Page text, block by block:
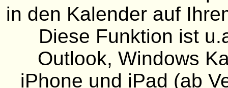
in den Kalender auf
Diese Funktion ist
Outlook, Windows
iPhone und iPad (ab